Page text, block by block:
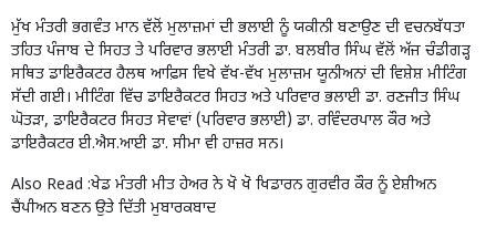
ਮੁੱਖ ਮੰਤਰੀ ਭਗਵੰਤ ਮਾਨ ਵੱਲੋਂ ਮੁਲਾਜ਼ਮਾਂ ਦੀ ਭਲਾਈ ਨੂੰ ਯਕੀਨੀ ਬਣਾਉਣ ਦੀ ਵਚਨਬੱਧਤਾ
ਤਹਿਤ ਪੰਜਾਬ ਦੇ ਸਿਹਤ ਤੇ ਪਰਿਵਾਰ ਭਲਾਈ ਮੰਤਰੀ ਡਾ. ਬਲਬੀਰ ਸਿੰਘ ਵੱਲੋਂ ਅੱਜ ਚੰਡੀਗੜ੍ਹ
ਸਥਿਤ ਡਾਇਰੈਕਟਰ ਹੈਲਥ ਆਫ਼ਿਸ ਵਿਖੇ ਵੱਖ-ਵੱਖ ਮੁਲਾਜ਼ਮ ਯੂਨੀਅਨਾਂ ਦੀ ਵਿਸ਼ੇਸ਼ ਮੀਟਿੰਗ
ਸੱਦੀ ਗਈ। ਮੀਟਿੰਗ ਵਿੱਚ ਡਾਇਰੈਕਟਰ ਸਿਹਤ ਅਤੇ ਪਰਿਵਾਰ ਭਲਾਈ ਡਾ. ਰਣਜੀਤ ਸਿੰਘ
ਘੋਤੜਾ, ਡਾਇਰੈਕਟਰ ਸਿਹਤ ਸੇਵਾਵਾਂ (ਪਰਿਵਾਰ ਭਲਾਈ) ਡਾ. ਰਵਿੰਦਰਪਾਲ ਕੌਰ ਅਤੇ
ਡਾਇਰੈਕਟਰ ਈ.ਐਸ.ਆਈ ਡਾ. ਸੀਮਾ ਵੀ ਹਾਜ਼ਰ ਸਨ।
Also Read :ਖੇਡ ਮੰਤਰੀ ਮੀਤ ਹੇਅਰ ਨੇ ਖੋ ਖੋ ਖਿਡਾਰਨ ਗੁਰਵੀਰ ਕੌਰ ਨੂੰ ਏਸ਼ੀਅਨ
ਚੈਂਪੀਅਨ ਬਣਨ ਉਤੇ ਦਿੱਤੀ ਮੁਬਾਰਕਬਾਦ